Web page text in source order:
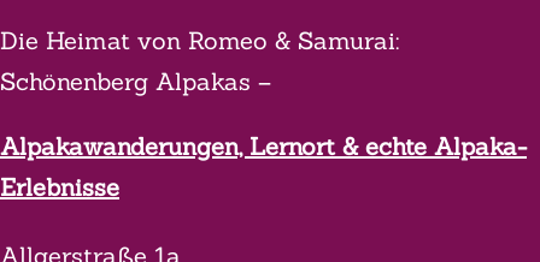
Die Heimat von Romeo & Samurai:
Schönenberg Alpakas –
Alpakawanderungen, Lernort & echte Alpaka-
Erlebnisse
Allgerstraße 1a